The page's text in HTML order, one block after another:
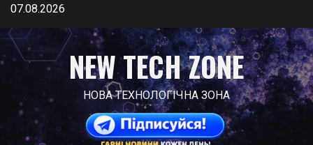
Skip
content
07.08.2026
NEW TECH ZONE
НОВА ТЕХНОЛОГІЧНА ЗОНА